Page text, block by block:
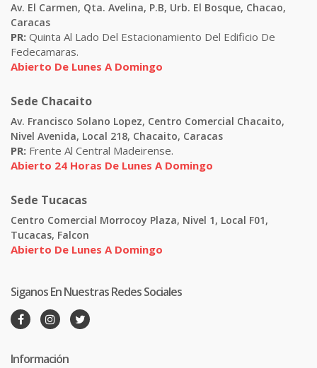
Av. El Carmen, Qta. Avelina, P.B, Urb. El Bosque, Chacao,
Caracas
PR: Quinta Al Lado Del Estacionamiento Del Edificio De
Fedecamaras.
Abierto De Lunes A Domingo
Sede Chacaito
Av. Francisco Solano Lopez, Centro Comercial Chacaito,
Nivel Avenida, Local 218, Chacaito, Caracas
PR: Frente Al Central Madeirense.
Abierto 24 Horas De Lunes A Domingo
Sede Tucacas
Centro Comercial Morrocoy Plaza, Nivel 1, Local F01,
Tucacas, Falcon
Abierto De Lunes A Domingo
Siganos En Nuestras Redes Sociales
Información